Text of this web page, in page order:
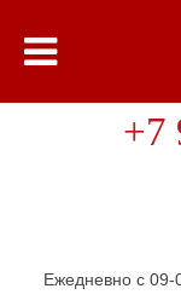
+7
Ежедневно с 09-